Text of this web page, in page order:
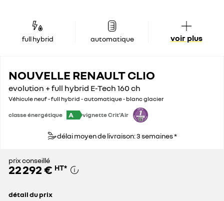
full hybrid automatique voir plus
NOUVELLE RENAULT CLIO
evolution + full hybrid E-Tech 160 ch
Véhicule neuf - full hybrid - automatique - blanc glacier
classe énergétique A vignette Crit'Air
délai moyen de livraison: 3 semaines *
prix conseillé
22 292 € HT*
détail du prix